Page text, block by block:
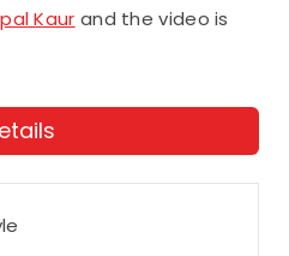
Kaur and the video is